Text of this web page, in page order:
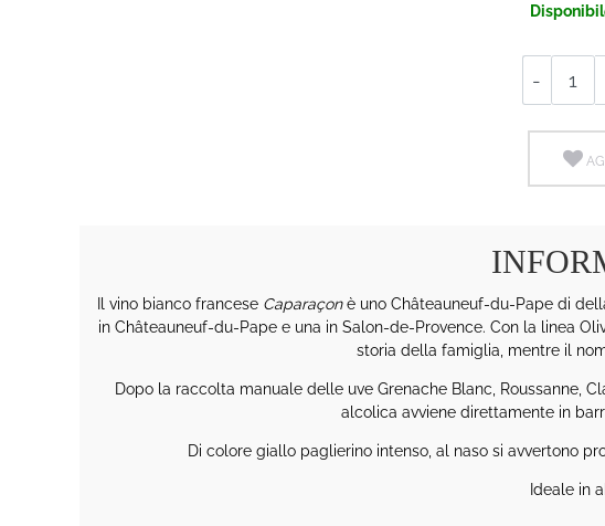
Il vino bianco francese Caparaçonè uno Châteauneuf-du-Pape di
in Châteauneuf-du-Pape e una in Salon-de-Provence. Con la linea
storia della famiglia, mentre il
Dopo la raccolta manuale delle uve Grenache Blanc, Roussanne,
alcolica avviene direttamente in
Di colore giallo paglierino intenso, al naso si avvertono
Ideale in